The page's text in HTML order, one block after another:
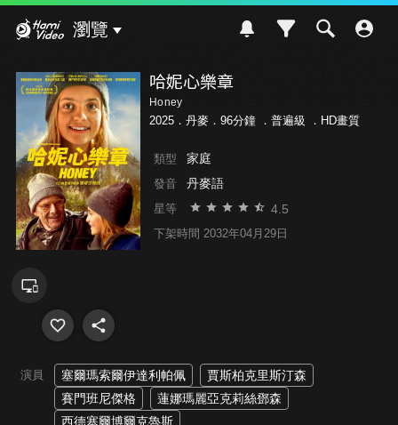
瀏覽
哈妮心樂章
Honey
2025．丹麥．96分鐘 ． 普遍級 ．HD畫質
類型 家庭
發音 丹麥語
星等 4.5
下架時間 2032年04月29日
演員 塞爾瑪索爾伊達利帕佩
賈斯柏克里斯汀森
賽門班尼傑格
蓮娜瑪麗亞克莉絲鄧森
西德塞爾博爾克魯斯